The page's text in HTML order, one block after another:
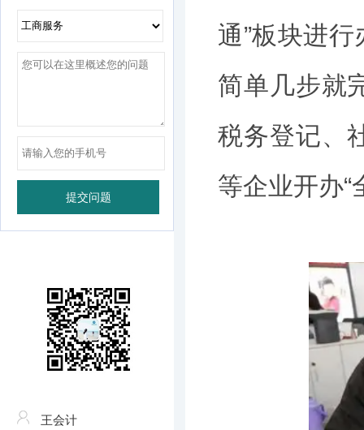
王会计
通”板块进
简单几步就
税务登记、
等企业开办